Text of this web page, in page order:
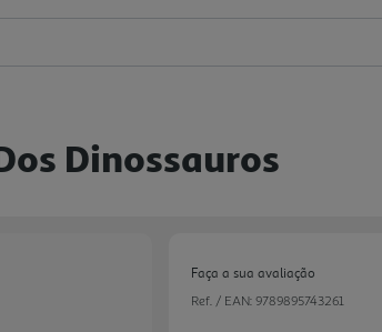
Dinossauros
Faça a sua avaliação
Ref. / EAN: 9789895743261